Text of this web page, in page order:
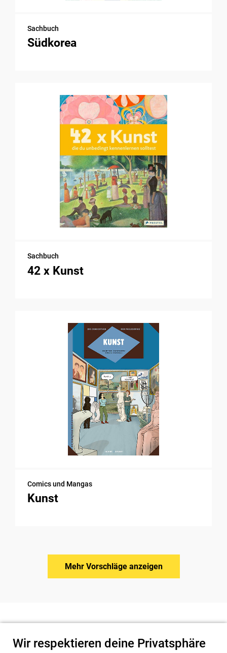
Sachbuch
Südkorea
Sachbuch
42 x Kunst
Comics und Mangas
Kunst
Mehr Vorschläge anzeigen
Wir respektieren deine Privatsphäre